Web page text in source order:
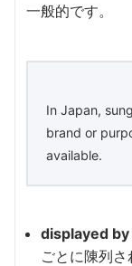
一般的です。
In Japan,
brand or
available.
displayed
ごとに陳列さ